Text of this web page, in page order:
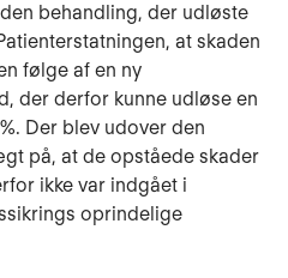
behandling, der udløste
at skaden
følge af en ny
der derfor kunne udløse en
Der blev udover den
på, at de opståede skader
ikke var indgået i
oprindelige